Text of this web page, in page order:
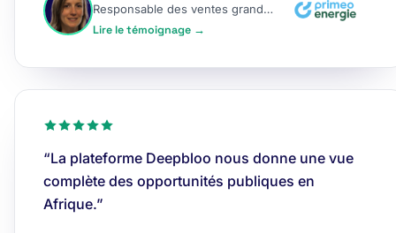
Responsable des ventes grands comptes
Lire le témoignage →
“La plateforme Deepbloo nous donne une vue
complète des opportunités publiques en
Afrique.”